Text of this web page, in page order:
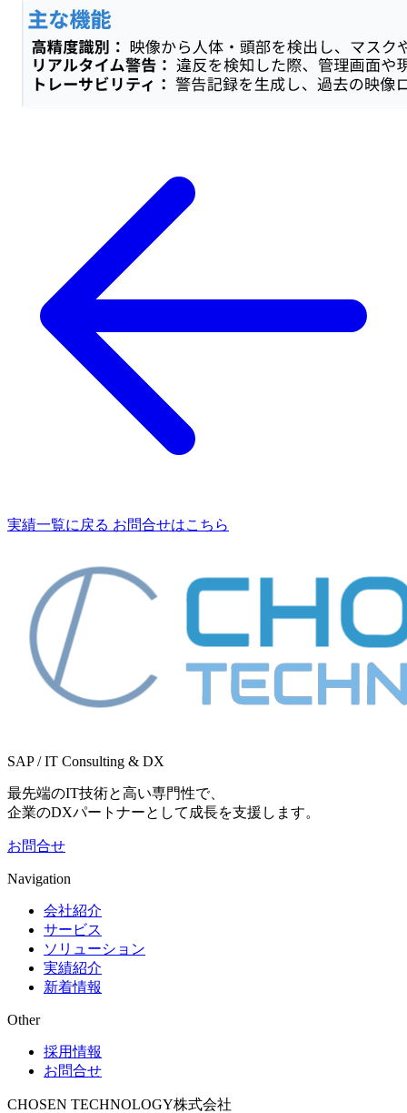
実績一覧に戻る お問合せはこちら
SAP / IT Consulting & DX
最先端のIT技術と高い専門性で、
企業のDXパートナーとして成長を支援します。
お問合せ
Navigation
会社紹介
サービス
ソリューション
実績紹介
新着情報
Other
採用情報
お問合せ
CHOSEN TECHNOLOGY株式会社